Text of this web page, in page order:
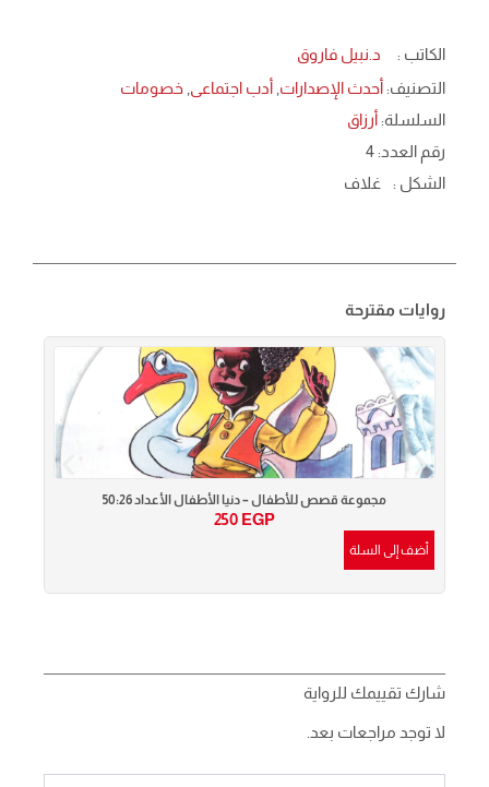
الكاتب :
د.نبيل فاروق
التصنيف: أحدث الإصدارات أدب اجتماعى خصومات
السلسلة: أرزاق
رقم العدد: 4
الشكل :
غلاف
روايات مقترحة
مجموعة قصص للأطفال – دنيا الأطفال الأعداد 50:26
250 EGP
أضف إلى السلة
شارك تقييمك للرواية
لا توجد مراجعات بعد.